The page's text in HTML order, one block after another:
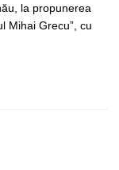
la propunerea
Mihai Grecu”, cu